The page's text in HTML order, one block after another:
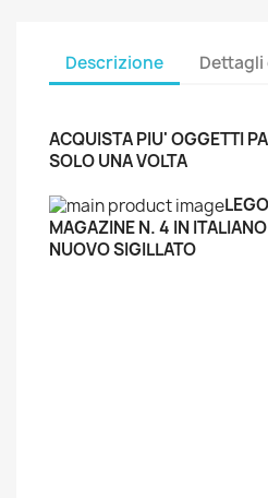
Descrizione
ACQUISTA PIU' OGGETTI
SOLO UNA VOLTA
MAGAZINE N. 4 IN
NUOVO SIGILLATO